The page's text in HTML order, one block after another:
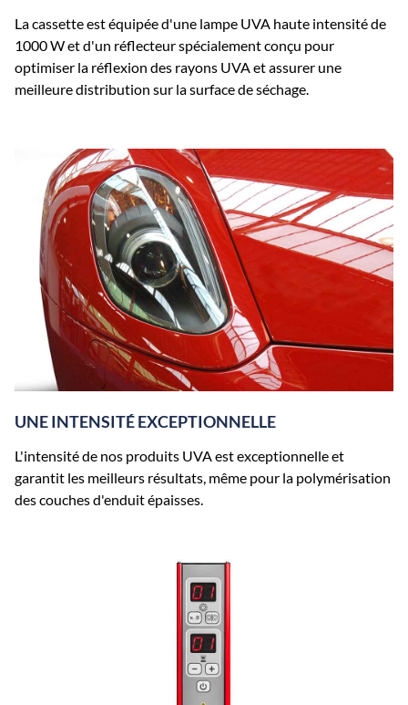
La cassette est équipée d'une lampe UVA haute intensité de
1000 W et d'un réflecteur spécialement conçu pour
optimiser la réflexion des rayons UVA et assurer une
meilleure distribution sur la surface de séchage.
UNE INTENSITÉ EXCEPTIONNELLE
L'intensité de nos produits UVA est exceptionnelle et
garantit les meilleurs résultats, même pour la polymérisation
des couches d'enduit épaisses.